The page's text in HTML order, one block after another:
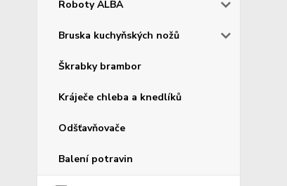
Roboty ALBA
Bruska kuchyňských nožů
Škrabky brambor
Kráječe chleba a knedlíků
Odšťavňovače
Balení potravin